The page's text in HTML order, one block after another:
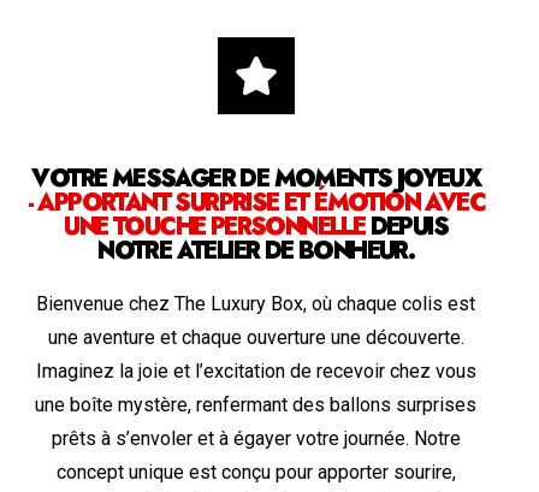
VOTRE MESSAGER DE MOMENTS JOYEUX
- APPORTANT SURPRISE ET ÉMOTION AVEC
UNE TOUCHE PERSONNELLEDEPUIS
NOTRE ATELIER DE BONHEUR.
Bienvenue chez The Luxury Box, où chaque colis est
une aventure et chaque ouverture une découverte.
Imaginez la joie et l’excitation de recevoir chez vous
une boîte mystère, renfermant des ballons surprises
prêts à s’envoler et à égayer votre journée. Notre
concept unique est conçu pour apporter sourire,